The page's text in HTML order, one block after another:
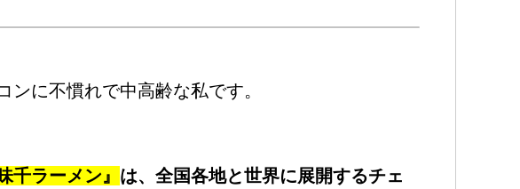
ンに不慣れで中高齢な私です。
千ラーメン』 は、全国各地と世界に展開するチェ